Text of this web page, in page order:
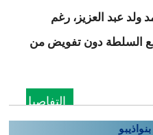
ولد عبد العزيز، رغم
مع السلطة دون تفويض من
التفاصيل